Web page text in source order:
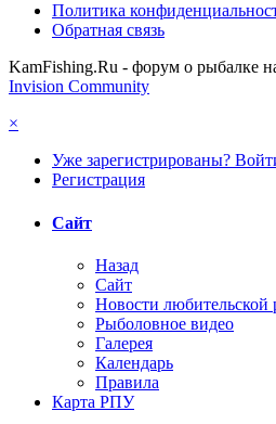
Политика
Обратная связь
KamFishing.Ru - форум о рыбалке
Invision Community
×
Уже зарегистрированы?
Регистрация
Сайт
Назад
Сайт
Новости любительской
Рыболовное видео
Галерея
Календарь
Правила
Карта РПУ